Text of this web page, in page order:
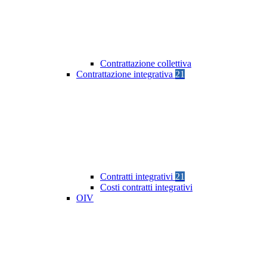
Contrattazione collettiva
Contrattazione integrativa 21
Contratti integrativi 21
Costi contratti integrativi
OIV